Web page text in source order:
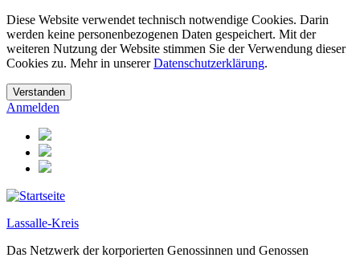
Diese Website verwendet technisch notwendige Cookies. Darin
werden keine personenbezogenen Daten gespeichert. Mit der
weiteren Nutzung der Website stimmen Sie der Verwendung dieser
Cookies zu. Mehr in unsererDatenschutzerklärung.
Anmelden
Lassalle-Kreis
Das Netzwerk der korporierten Genossinnen und Genossen